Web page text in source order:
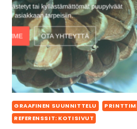
GRAAFINEN SUUNNITTELU
REFERENSSIT: KOTISIVUT